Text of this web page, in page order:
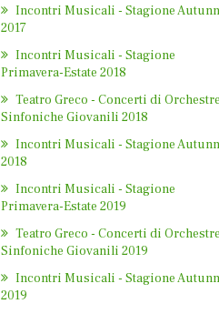
Incontri Musicali - Stagione
2017
Incontri Musicali - Stagione
Primavera-Estate 2018
Teatro Greco - Concerti di Orchestre
Sinfoniche Giovanili 2018
Incontri Musicali - Stagione
2018
Incontri Musicali - Stagione
Primavera-Estate 2019
Teatro Greco - Concerti di Orchestre
Sinfoniche Giovanili 2019
Incontri Musicali - Stagione
2019